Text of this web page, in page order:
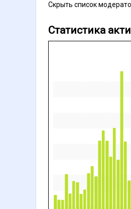
Скрыть список
Статистика